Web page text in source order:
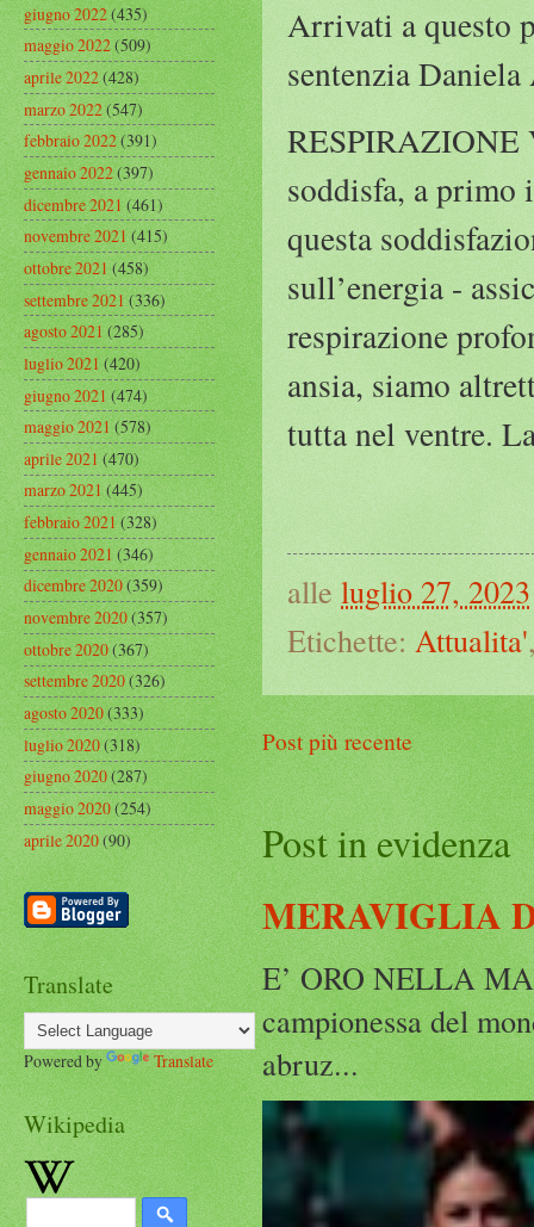
Arrivati a questo
sentenzia
soddisfa, a primo
questa
sull’energia -
respirazione
ansia, siamo
tutta nel ventre.
alle luglio 27, 2023
Etichette: Attualita'
Post più recente
Post in evidenza
MERAVIGLIA
E’ ORO NELLA
campionessa del
abruz...
giugno 2022(435)
maggio 2022(509)
aprile 2022(428)
marzo 2022(547)
febbraio 2022(391)
gennaio 2022(397)
dicembre 2021(461)
novembre 2021(415)
ottobre 2021(458)
settembre 2021(336)
agosto 2021(285)
luglio 2021(420)
giugno 2021(474)
maggio 2021(578)
aprile 2021(470)
marzo 2021(445)
febbraio 2021(328)
gennaio 2021(346)
dicembre 2020(359)
novembre 2020(357)
ottobre 2020(367)
settembre 2020(326)
agosto 2020(333)
luglio 2020(318)
giugno 2020(287)
maggio 2020(254)
aprile 2020(90)
Translate
Powered by Translate
Wikipedia